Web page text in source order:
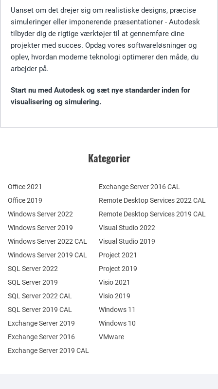
Uanset om det drejer sig om realistiske designs, præcise
simuleringer eller imponerende præsentationer - Autodesk
tilbyder dig de rigtige værktøjer til at gennemføre dine
projekter med succes. Opdag vores softwareløsninger og
oplev, hvordan moderne teknologi optimerer den måde, du
arbejder på.
Start nu med Autodesk og sæt nye standarder inden for
visualisering og simulering.
Kategorier
Office 2021
Office 2019
Windows Server 2022
Windows Server 2019
Exchange Server 2019
Exchange Server 2016
SQL Server 2022
SQL Server 2019
Windows Server 2022 CAL
Windows Server 2019 CAL
SQL Server 2022 CAL
SQL Server 2019 CAL
Remote Desktop Services 2022 CAL
Remote Desktop Services 2019 CAL
Exchange Server 2019 CAL
Exchange Server 2016 CAL
Visual Studio 2022
Visual Studio 2019
Project 2021
Project 2019
Visio 2021
Visio 2019
Windows 11
Windows 10
VMware